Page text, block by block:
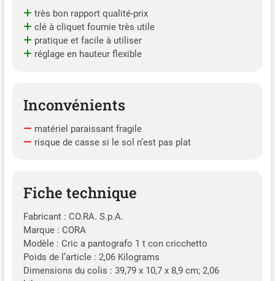
très bon rapport qualité-prix
clé à cliquet fournie très utile
pratique et facile à utiliser
réglage en hauteur flexible
Inconvénients
matériel paraissant fragile
risque de casse si le sol n’est pas plat
Fiche technique
Fabricant : CO.RA. S.p.A.
Marque : CORA
Modèle : Cric a pantografo 1 t con cricchetto
Poids de l’article : 2,06 Kilograms
Dimensions du colis : 39,79 x 10,7 x 8,9 cm; 2,06